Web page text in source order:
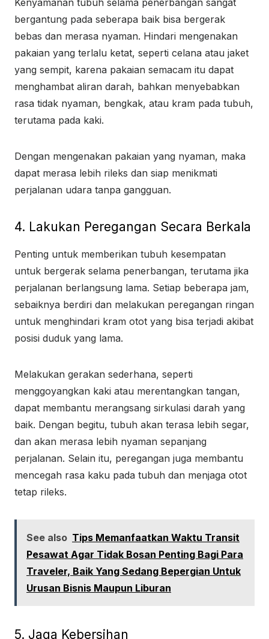
Kenyamanan tubuh selama penerbangan sangat
bergantung pada seberapa baik bisa bergerak
bebas dan merasa nyaman. Hindari mengenakan
pakaian yang terlalu ketat, seperti celana atau jaket
yang sempit, karena pakaian semacam itu dapat
menghambat aliran darah, bahkan menyebabkan
rasa tidak nyaman, bengkak, atau kram pada tubuh,
terutama pada kaki.
Dengan mengenakan pakaian yang nyaman, maka
dapat merasa lebih rileks dan siap menikmati
perjalanan udara tanpa gangguan.
4. Lakukan Peregangan Secara Berkala
Penting untuk memberikan tubuh kesempatan
untuk bergerak selama penerbangan, terutama jika
perjalanan berlangsung lama. Setiap beberapa jam,
sebaiknya berdiri dan melakukan peregangan ringan
untuk menghindari kram otot yang bisa terjadi akibat
posisi duduk yang lama.
Melakukan gerakan sederhana, seperti
menggoyangkan kaki atau merentangkan tangan,
dapat membantu merangsang sirkulasi darah yang
baik. Dengan begitu, tubuh akan terasa lebih segar,
dan akan merasa lebih nyaman sepanjang
perjalanan. Selain itu, peregangan juga membantu
mencegah rasa kaku pada tubuh dan menjaga otot
tetap rileks.
See also Tips Memanfaatkan Waktu Transit
Pesawat Agar Tidak Bosan Penting Bagi Para
Traveler, Baik Yang Sedang Bepergian Untuk
Urusan Bisnis Maupun Liburan
5. Jaga Kebersihan